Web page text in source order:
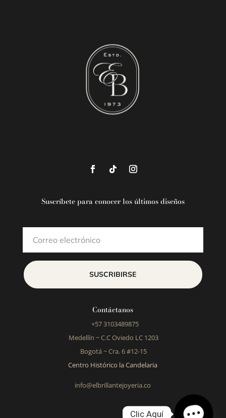
Suscríbete para conocer los últimos diseños
SUSCRIBIRSE
Contáctanos
+57 3103489875
Medellín ~C.C Oviedo LC 1203
Bogotá ~Cra. 6 #12-15
Centro Histórico la Candelaria
info@elbrillantejoyeria.co
Clic Aquí